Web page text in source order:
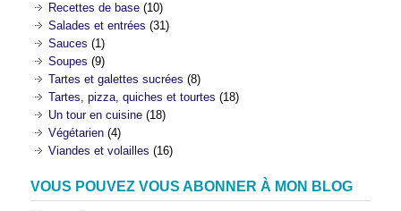
Recettes de base (10)
Salades et entrées (31)
Sauces (1)
Soupes (9)
Tartes et galettes sucrées (8)
Tartes, pizza, quiches et tourtes (18)
Un tour en cuisine (18)
Végétarien (4)
Viandes et volailles (16)
VOUS POUVEZ VOUS ABONNER À MON BLOG